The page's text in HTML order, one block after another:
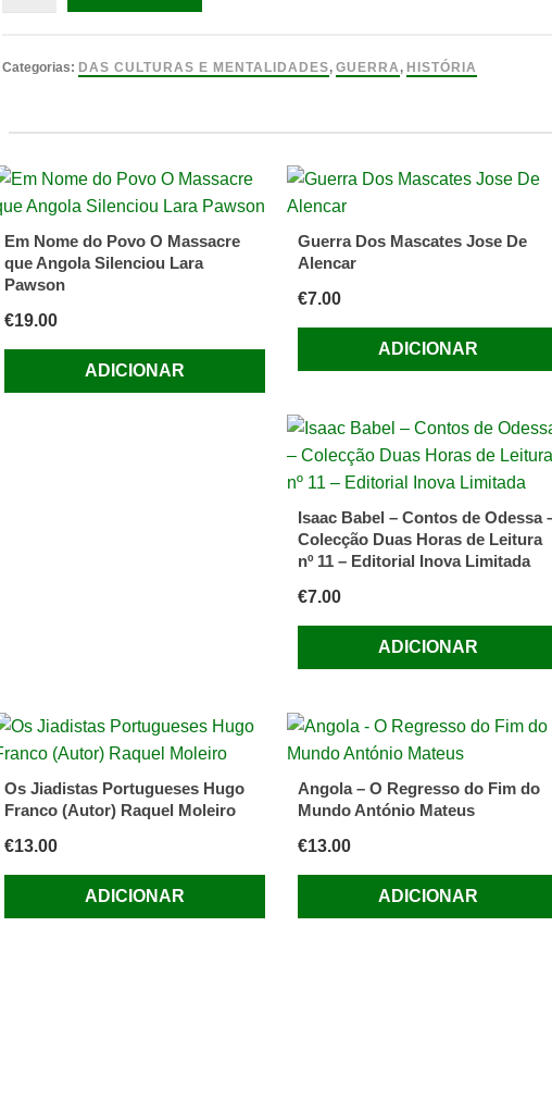
-
by
Antony
Categorias: DAS CULTURAS E MENTALIDADES,GUERRA , HISTÓRIA
Em Nome do Povo O Massacre
que Angola Silenciou Lara
Pawson
€19.00
ADICIONAR
Guerra Dos Mascates Jose De
Alencar
€7.00
ADICIONAR
Isaac Babel – Contos de Odessa
Colecção Duas Horas de Leitura
nº 11 – Editorial Inova Limitada
€7.00
ADICIONAR
Os Jiadistas Portugueses Hugo
Franco (Autor) Raquel Moleiro
€13.00
ADICIONAR
Angola – O Regresso do Fim do
Mundo António Mateus
€13.00
ADICIONAR